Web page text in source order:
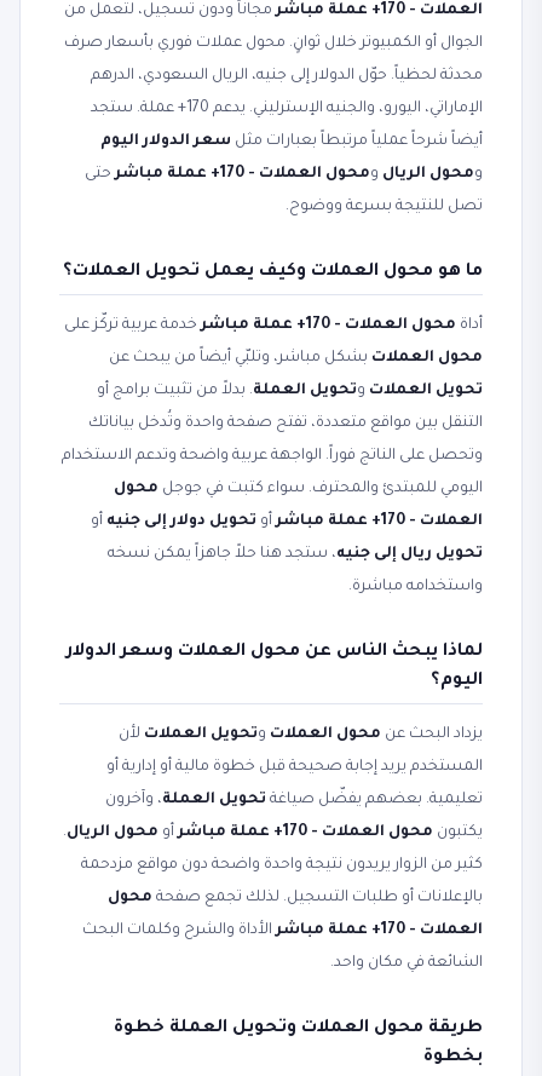
العملات - 170+ عملة مباشر
مجاناً ودون تسجيل، لتعمل من
الجوال أو الكمبيوتر خلال ثوانٍ. محول عملات فوري بأسعار صرف
محدثة لحظياً. حوّل الدولار إلى جنيه، الريال السعودي، الدرهم
الإماراتي، اليورو، والجنيه الإسترليني. يدعم 170+ عملة. ستجد
أيضاً شرحاً عملياً مرتبطاً بعبارات مثل سعر الدولار اليوم
ومحول الريال ومحول العملات - 170+ عملة مباشر
حتى
تصل للنتيجة بسرعة ووضوح.
ما هو محول العملات وكيف يعمل تحويل العملات؟
أداة محول العملات - 170+ عملة مباشر
خدمة عربية تركّز على
محول العملات بشكل مباشر، وتلبّي أيضاً من يبحث عن
تحويل العملات وتحويل العملة. بدلاً من تثبيت برامج أو
التنقل بين مواقع متعددة، تفتح صفحة واحدة وتُدخل بياناتك
وتحصل على الناتج فوراً. الواجهة عربية واضحة وتدعم الاستخدام
اليومي للمبتدئ والمحترف. سواء كتبت في جوجل محول
العملات - 170+ عملة مباشر
أو تحويل دولار إلى جنيه أو
تحويل ريال إلى جنيه، ستجد هنا حلاً جاهزاً يمكن نسخه
واستخدامه مباشرة.
لماذا يبحث الناس عن محول العملات وسعر الدولار
اليوم؟
يزداد البحث عن محول العملات وتحويل العملات لأن
المستخدم يريد إجابة صحيحة قبل خطوة مالية أو إدارية أو
تعليمية. بعضهم يفضّل صياغة تحويل العملة، وآخرون
يكتبون محول العملات - 170+ عملة مباشر أو محول الريال.
كثير من الزوار يريدون نتيجة واحدة واضحة دون مواقع مزدحمة
بالإعلانات أو طلبات التسجيل. لذلك تجمع صفحة محول
العملات - 170+ عملة مباشر
الأداة والشرح وكلمات البحث
الشائعة في مكان واحد.
طريقة محول العملات وتحويل العملة خطوة
بخطوة